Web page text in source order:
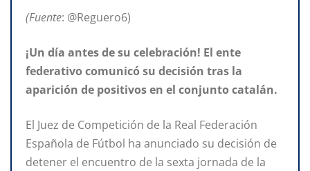
(Fuente: @Reguero6)
¡Un día antes de su celebración! El ente
federativo comunicó su decisión tras la
aparición de positivos en el conjunto catalán.
El Juez de Competición de la Real Federación
Española de Fútbol ha anunciado su decisión de
detener el encuentro de la sexta jornada de la